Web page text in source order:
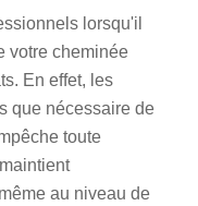
lorsqu'il
votre cheminée
En effet, les
que nécessaire de
toute
au niveau de